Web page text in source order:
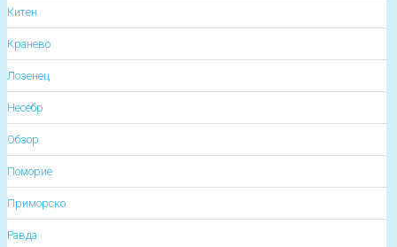
Китен
Кранево
Лозенец
Несебр
Обзор
Поморие
Приморско
Равда